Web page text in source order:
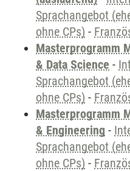
Sprachangebot
ohne CPs) -
Masterprogramm
& Data Science -
Sprachangebot
ohne CPs) -
Masterprogramm
& Engineering -
Sprachangebot
ohne CPs) -